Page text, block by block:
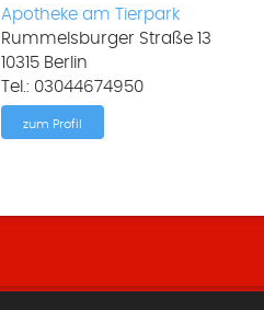
Apotheke am Tierpark
Rummelsburger Straße 13
10315 Berlin
Tel.: 03044674950
zum Profil